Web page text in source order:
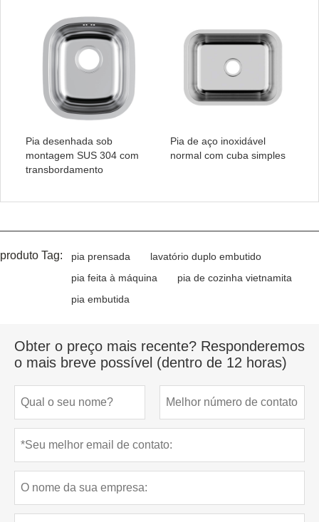
Pia desenhada sob
montagem SUS 304 com
transbordamento
Pia de aço inoxidável
normal com cuba simples
produto Tag: pia prensada
lavatório duplo embutido
pia feita à máquina
pia de cozinha vietnamita
pia embutida
Obter o preço mais recente? Responderemos
o mais breve possível (dentro de 12 horas)